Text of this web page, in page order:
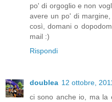
po' di orgoglio e non
avere un po' di
così, domani o
mail :)
Rispondi
doublea 12 ottobre,
ci sono anche io, ma la